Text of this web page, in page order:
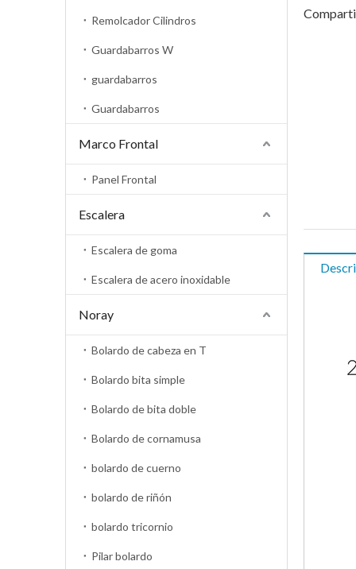
Remolcador Cilindros
Guardabarros W
guardabarros
Guardabarros
Marco Frontal
Panel Frontal
Escalera
Escalera de goma
Escalera de acero inoxidable
Noray
Bolardo de cabeza en T
Bolardo bita simple
Bolardo de bita doble
Bolardo de cornamusa
bolardo de cuerno
bolardo de riñón
bolardo tricornio
Pilar bolardo